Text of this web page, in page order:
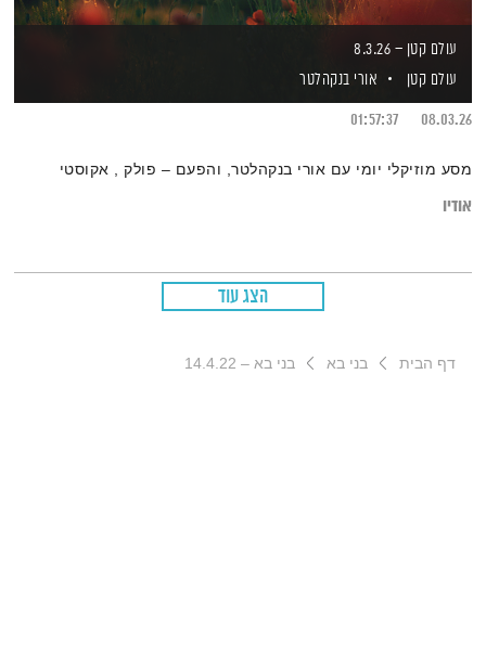
עולם קטן – 8.3.26
עולם קטן
אורי בנקהלטר
08.03.26
01:57:37
מסע מוזיקלי יומי עם אורי בנקהלטר, והפעם – פולק , אקוסטי
אודיו
הצג עוד
דף הבית בני בא בני בא – 14.4.22